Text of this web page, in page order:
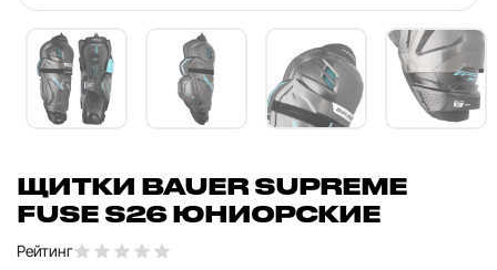
ЩИТКИ BAUER SUPREME
FUSE S26 ЮНИОРСКИЕ
Рейтинг